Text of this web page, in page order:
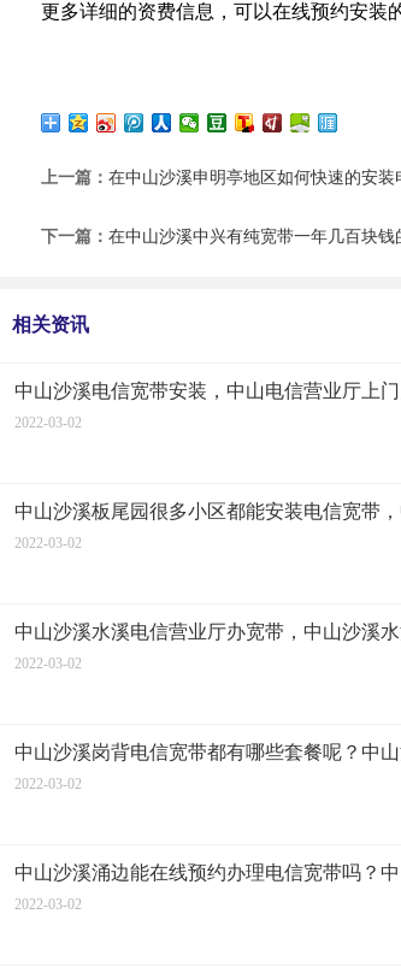
更多详细的资费信息，可以在线预约安装
上一篇： 在中山沙溪申明亭地区如何快速的安
下一篇： 在中山沙溪中兴有纯宽带一年几百块
相关资讯
中山沙溪电信宽带安装，中山电信营业厅上门
2022-03-02
中山沙溪板尾园很多小区都能安装电信宽带
2022-03-02
中山沙溪水溪电信营业厅办宽带，中山沙溪
2022-03-02
中山沙溪岗背电信宽带都有哪些套餐呢？中
2022-03-02
中山沙溪涌边能在线预约办理电信宽带吗？
2022-03-02